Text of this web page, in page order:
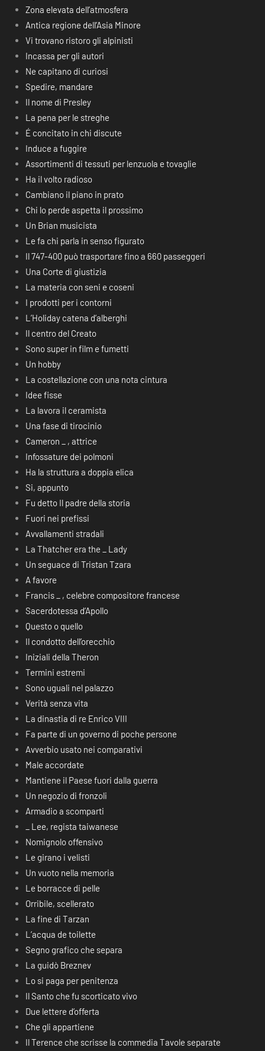
Zona elevata dell’atmosfera
Antica regione dell’Asia Minore
Vi trovano ristoro gli alpinisti
Incassa per gli autori
Ne capitano di curiosi
Spedire, mandare
Il nome di Presley
La pena per le streghe
É concitato in chi discute
Induce a fuggire
Assortimenti di tessuti per lenzuola e tovaglie
Ha il volto radioso
Cambiano il piano in prato
Chi lo perde aspetta il prossimo
Un Brian musicista
Le fa chi parla in senso figurato
Il 747-400 può trasportare fino a 660 passeggeri
Una Corte di giustizia
La materia con seni e coseni
I prodotti per i contorni
L’Holiday catena d’alberghi
Il centro del Creato
Sono super in film e fumetti
Un hobby
La costellazione con una nota cintura
Idee fisse
La lavora il ceramista
Una fase di tirocinio
Cameron _ , attrice
Infossature dei polmoni
Ha la struttura a doppia elica
Si, appunto
Fu detto Il padre della storia
Fuori nei prefissi
Avvallamenti stradali
La Thatcher era the _ Lady
Un seguace di Tristan Tzara
A favore
Francis _ , celebre compositore francese
Sacerdotessa d’Apollo
Questo o quello
Il condotto dell’orecchio
Iniziali della Theron
Termini estremi
Sono uguali nel palazzo
Verità senza vita
La dinastia di re Enrico VIII
Fa parte di un governo di poche persone
Avverbio usato nei comparativi
Male accordate
Mantiene il Paese fuori dalla guerra
Un negozio di fronzoli
Armadio a scomparti
_ Lee, regista taiwanese
Nomignolo offensivo
Le girano i velisti
Un vuoto nella memoria
Le borracce di pelle
Orribile, scellerato
La fine di Tarzan
L’acqua de toilette
Segno grafico che separa
La guidò Breznev
Lo si paga per penitenza
Il Santo che fu scorticato vivo
Due lettere d’offerta
Che gli appartiene
Il Terence che scrisse la commedia Tavole separate